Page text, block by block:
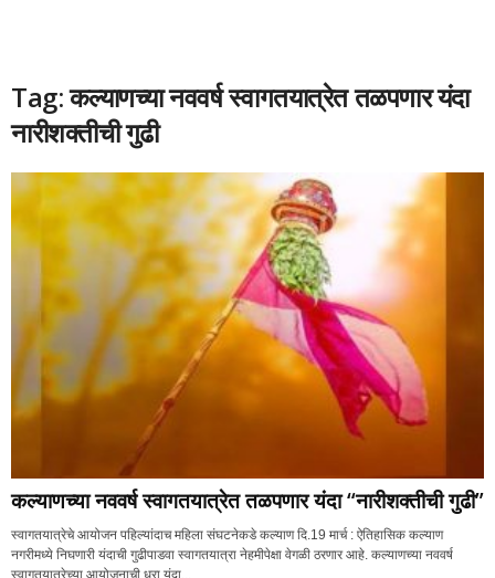
Tag: कल्याणच्या नववर्ष स्वागतयात्रेत तळपणार यंदा
नारीशक्तीची गुढी
कल्याणच्या नववर्ष स्वागतयात्रेत तळपणार यंदा “नारीशक्तीची गुढी”
स्वागतयात्रेचे आयोजन पहिल्यांदाच महिला संघटनेकडे कल्याण दि.19 मार्च : ऐतिहासिक कल्याण
नगरीमध्ये निघणारी यंदाची गुढीपाडवा स्वागतयात्रा नेहमीपेक्षा वेगळी ठरणार आहे. कल्याणच्या नववर्ष
स्वागतयात्रेच्या आयोजनाची धुरा यंदा...